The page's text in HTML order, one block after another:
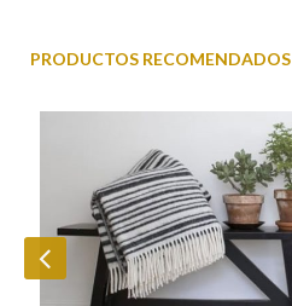
PRODUCTOS RECOMENDADOS